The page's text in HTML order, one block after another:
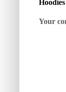
Hoodies
Your